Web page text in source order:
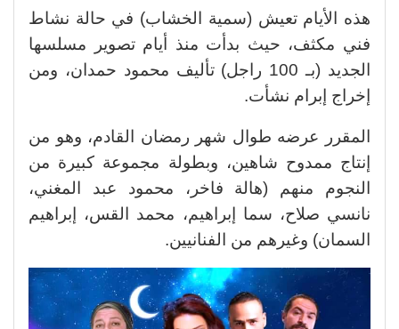
هذه الأيام تعيش (سمية الخشاب) في حالة نشاط
فني مكثف، حيث بدأت منذ أيام تصوير مسلسها
الجديد (بـ 100 راجل) تأليف محمود حمدان، ومن
إخراج إبرام نشأت.
المقرر عرضه طوال شهر رمضان القادم، وهو من
إنتاج ممدوح شاهين، وبطولة مجموعة كبيرة من
النجوم منهم (هالة فاخر، محمود عبد المغني،
نانسي صلاح، سما إبراهيم، محمد القس، إبراهيم
السمان) وغيرهم من الفنانيين.